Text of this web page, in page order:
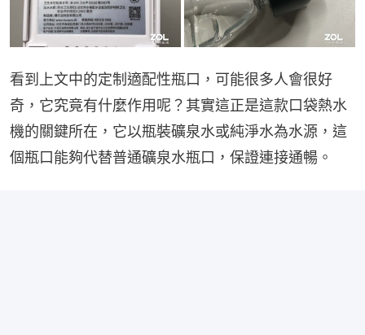
看到上文中的定制適配性瓶口，可能很多人會很好
奇，它究竟有什麼作用呢？其實這正是這款口袋熱水
機的關鍵所在，它以瓶裝礦泉水或純淨水為水源，這
個瓶口能夠代替普通礦泉水瓶口，保證連接通暢。